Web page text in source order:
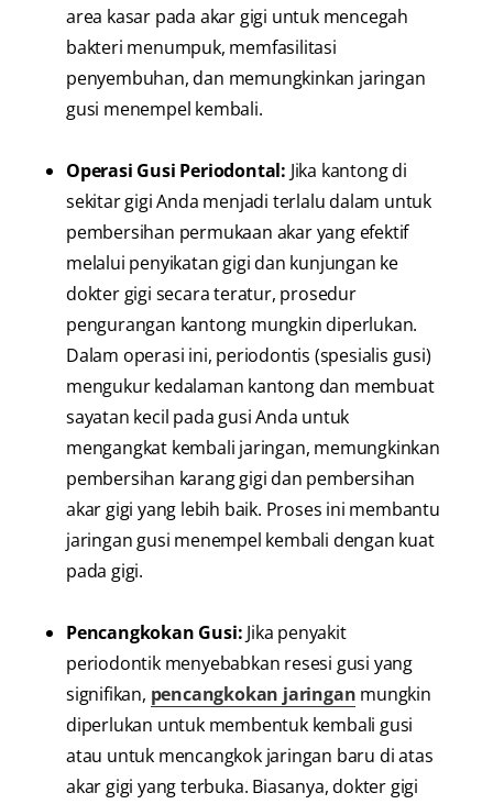
area kasar pada akar gigi untuk mencegah
bakteri menumpuk, memfasilitasi
penyembuhan, dan memungkinkan jaringan
gusi menempel kembali.
Operasi Gusi Periodontal: Jika kantong di
sekitar gigi Anda menjadi terlalu dalam untuk
pembersihan permukaan akar yang efektif
melalui penyikatan gigi dan kunjungan ke
dokter gigi secara teratur, prosedur
pengurangan kantong mungkin diperlukan.
Dalam operasi ini, periodontis (spesialis gusi)
mengukur kedalaman kantong dan membuat
sayatan kecil pada gusi Anda untuk
mengangkat kembali jaringan, memungkinkan
pembersihan karang gigi dan pembersihan
akar gigi yang lebih baik. Proses ini membantu
jaringan gusi menempel kembali dengan kuat
pada gigi.
Pencangkokan Gusi: Jika penyakit
periodontik menyebabkan resesi gusi yang
signifikan, pencangkokan jaringan mungkin
diperlukan untuk membentuk kembali gusi
atau untuk mencangkok jaringan baru di atas
akar gigi yang terbuka. Biasanya, dokter gigi